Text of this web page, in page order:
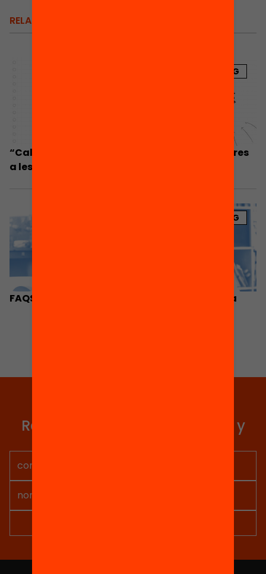
RELACIONADOS
BLOG
“Cal adaptar els recursos que reben els centres
a les seves necessitats”
BLOG
FAQS: La financiación por fórmula, explicada
Recibe contenidos, iniciativas y